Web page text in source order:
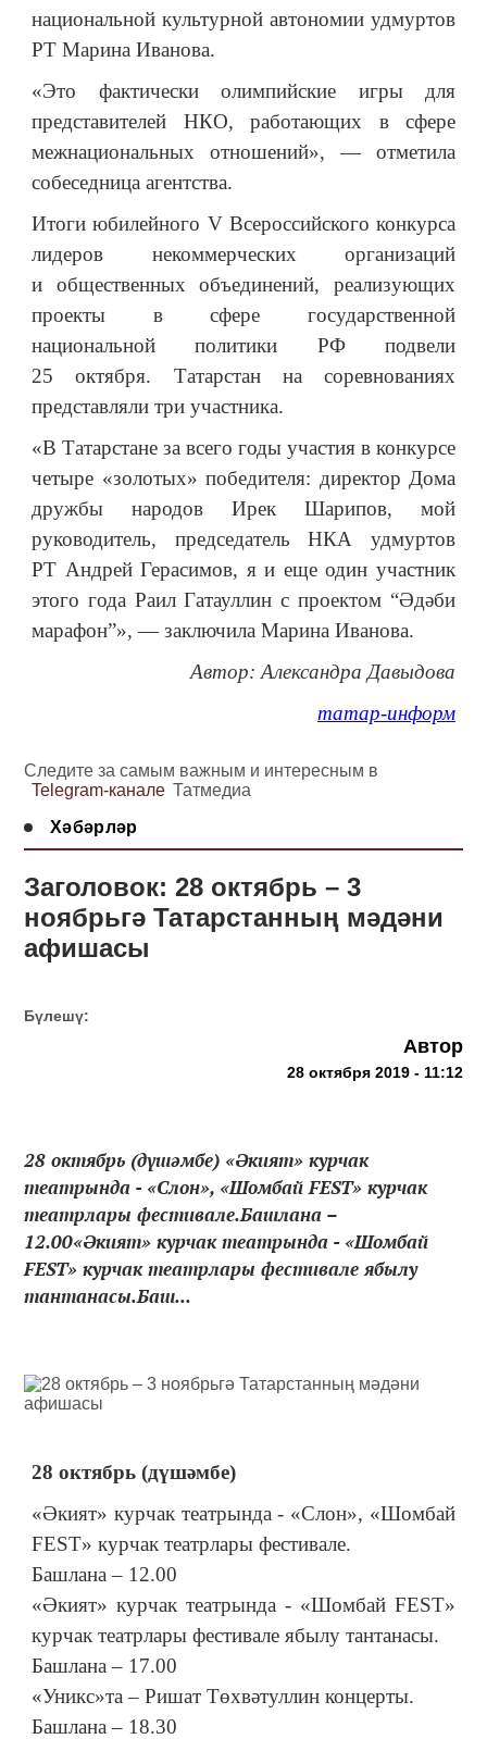
национальной культурной автономии удмуртов
РТ Марина Иванова.
«Это фактически олимпийские игры для
представителей НКО, работающих в сфере
межнациональных отношений», — отметила
собеседница агентства.
Итоги юбилейного V Всероссийского конкурса
лидеров некоммерческих организаций
и общественных объединений, реализующих
проекты в сфере государственной
национальной политики РФ подвели
25 октября. Татарстан на соревнованиях
представляли три участника.
«В Татарстане за всего годы участия в конкурсе
четыре «золотых» победителя: директор Дома
дружбы народов Ирек Шарипов, мой
руководитель, председатель НКА удмуртов
РТ Андрей Герасимов, я и еще один участник
этого года Раил Гатауллин с проектом “Әдәби
марафон”», — заключила Марина Иванова.
Автор: Александра Давыдова
татар-информ
Следите за самым важным и интересным в
Telegram-канале Татмедиа
Хәбәрләр
Заголовок: 28 октябрь – 3
ноябрьгә Татарстанның мәдәни
афишасы
Бүлешү:
Автор
28 октября 2019 - 11:12
28 октябрь (дүшәмбе) «Әкият» курчак
театрында - «Слон», «Шомбай FEST» курчак
театрлары фестивале.Башлана –
12.00«Әкият» курчак театрында - «Шомбай
FEST» курчак театрлары фестивале ябылу
тантанасы.Баш...
28 октябрь (дүшәмбе)
«Әкият» курчак театрында - «Слон», «Шомбай
FEST» курчак театрлары фестивале.
Башлана – 12.00
«Әкият» курчак театрында - «Шомбай FEST»
курчак театрлары фестивале ябылу тантанасы.
Башлана – 17.00
«Уникс»та – Ришат Төхвәтуллин концерты.
Башлана – 18.30